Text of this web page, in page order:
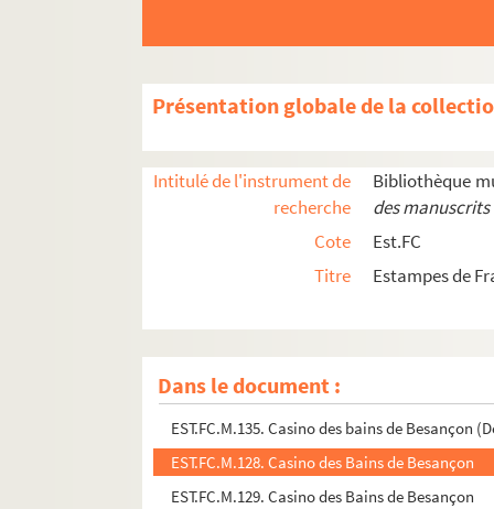
Présentation globale de la
Intitulé de l'instrument de
recherche
Bibliothèque
des
Cote
Est.FC
Titre
Estampes de
Dans le document :
EST.FC.P.92. Carte de visite Anna Maire 1906
EST.FC.P.95. Carte de visite Anna Maire 1906
EST.FC.P.98. Carte de visite Anna Maire 1906
EST.FC.441. Cascade de la Billaude (Jura
EST.FC.387. Cascade de l'Abyme : Franche-
EST.FC.M.137. Casino de la ville de Besançon
EST.FC.M.132. Casino des bains de Besançon
EST.FC.M.133. Casino des bains de Besançon
EST.FC.M.134. Casino des Bains de Besançon
EST.FC.M.135. Casino des bains de Besançon
EST.FC.M.128. Casino des Bains de Besançon
EST.FC.M.129. Casino des Bains de Besançon